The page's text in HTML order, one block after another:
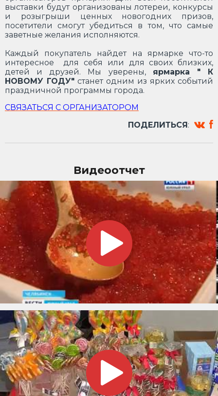
выставки будут организованы лотереи, конкурсы
и розыгрыши ценных новогодних призов,
посетители смогут убедиться в том, что самые
заветные желания исполняются.
Каждый покупатель найдет на ярмарке что-то
интересное для себя или для своих близких,
детей и друзей. Мы уверены, ярмарка " К
НОВОМУ ГОДУ" станет одним из ярких событий
праздничной программы города.
СВЯЗАТЬСЯ С ОРГАНИЗАТОРОМ
ПОДЕЛИТЬСЯ:
Видеоотчет